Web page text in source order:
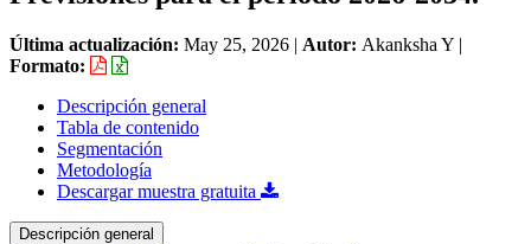
Última actualización: May 25, 2026 | Autor: Akanksha Y |
Formato:
Descripción general
Tabla de contenido
Segmentación
Metodología
Descargar muestra gratuita
Descripción general